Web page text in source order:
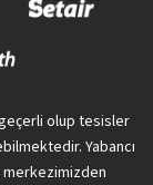
olup tesisler
Yabancı
merkezimizden